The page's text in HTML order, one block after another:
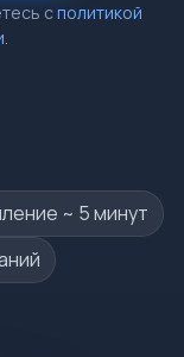
сполитикой
.
~ 5 минут